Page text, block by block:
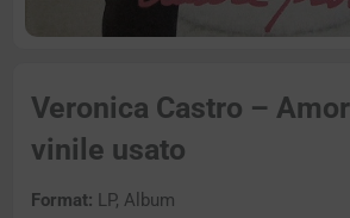
Veronica Castro –
vinile usato
Format: LP, Album